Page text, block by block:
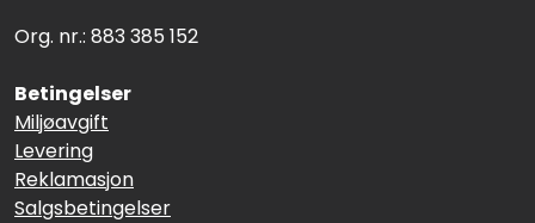
Org. nr.: 883 385 152
Betingelser
Miljøavgift
Levering
Reklamasjon
Salgsbetingelser